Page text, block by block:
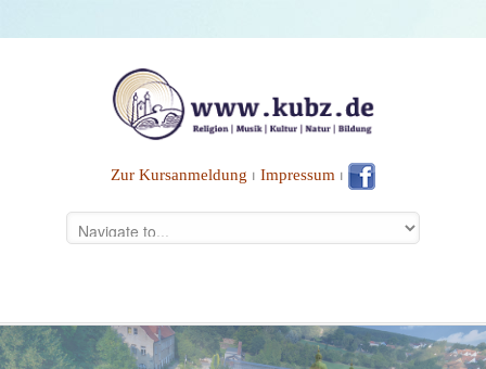
Zur Kursanmeldung ⏐ Impressum ⏐